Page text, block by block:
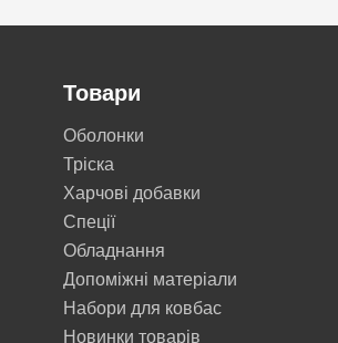
Товари
Оболонки
Тріска
Харчові добавки
Cпеції
Обладнання
Допоміжні матеріали
Набори для ковбас
Новинки товарів